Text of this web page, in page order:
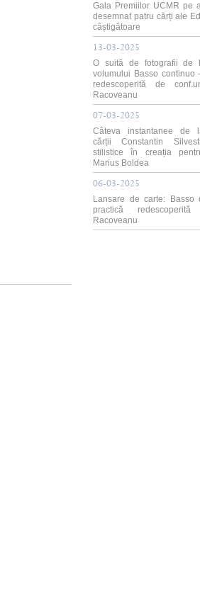
Gala Premiilor UCMR pe
desemnat patru cărți ale
câștigătoare
13-03-2025
O suită de fotografii de
volumului Basso continuo
redescoperită de
Racoveanu
07-03-2025
Câteva instantanee de
cărții Constantin
stilistice în creația
Marius Boldea
06-03-2025
Lansare de carte: Basso
practică
Racoveanu